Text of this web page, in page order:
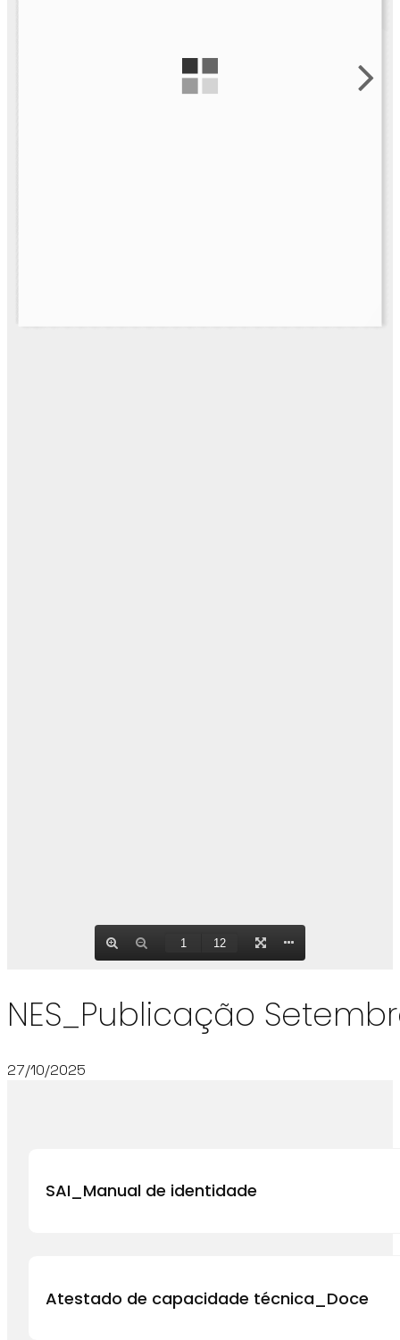
NES_Publicação
27/10/2025
SAI_Manual de identidade
Atestado de capacidade técnica_Doce